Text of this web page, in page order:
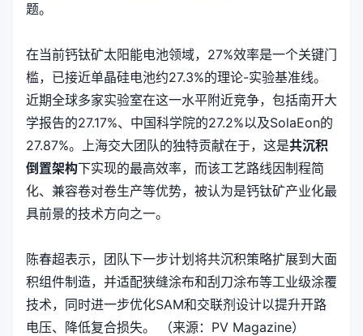
题。
在当前钙钛矿太阳能电池领域，27%效率是一个关键门
槛，已接近单晶硅电池约27.3%的理论-实验基准线。
近期全球多家实验室在这一水平附近竞争，包括南开大
学报告的27.17%、中国科学院的27.2%以及SolaEon的
27.87%。上海交大团队的独特贡献在于，这是共沉积
倒置架构下实现的最高效率，而该工艺路线因制程简
化、兼容卷对卷生产等优势，被认为是钙钛矿产业化最
具前景的技术方向之一。
陈春超表示，团队下一步计划将共沉积策略扩展到大面
积组件制造，并适配狭缝涂布和刮刀涂布等工业级涂覆
技术，同时进一步优化SAM和交联剂设计以提升开路
电压、降低复合损失。 （来源：PV Magazine）